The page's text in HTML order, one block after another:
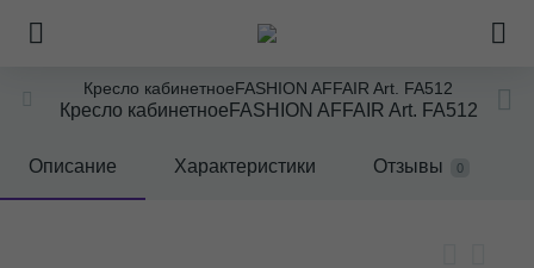
Кресло кабинетноеFASHION AFFAIR Art. FA512
Кресло кабинетноеFASHION AFFAIR Art. FA512
Описание Характеристики Отзывы 0